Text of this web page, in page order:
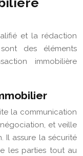
et la rédaction
des éléments
immobilière
la communication
et veille
Il assure la sécurité
les parties tout au